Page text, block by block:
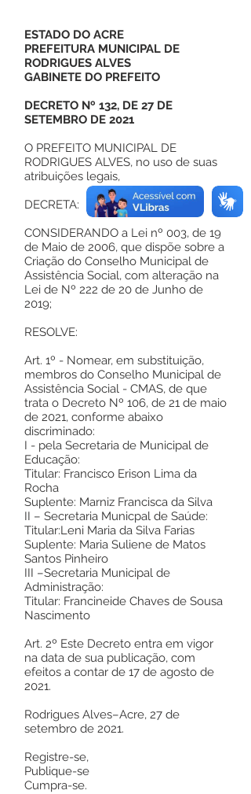
ESTADO DO ACRE
PREFEITURA MUNICIPAL DE
RODRIGUES ALVES
GABINETE DO PREFEITO
DECRETO Nº 132, DE 27 DE
SETEMBRO DE 2021
O PREFEITO MUNICIPAL DE
RODRIGUES ALVES, no uso de suas
atribuições legais,
DECRETA:
CONSIDERANDO a Lei nº 003, de 19
de Maio de 2006, que dispõe sobre a
Criação do Conselho Municipal de
Assistência Social, com alteração na
Lei de Nº 222 de 20 de Junho de
2019;
RESOLVE:
Art. 1º - Nomear, em substituição,
membros do Conselho Municipal de
Assistência Social - CMAS, de que
trata o Decreto Nº 106, de 21 de maio
de 2021, conforme abaixo
discriminado:
I - pela Secretaria de Municipal de
Educação:
Titular: Francisco Erison Lima da
Rocha
Suplente: Marniz Francisca da Silva
II – Secretaria Municpal de Saúde:
Titular:Leni Maria da Silva Farias
Suplente: Maria Suliene de Matos
Santos Pinheiro
III –Secretaria Municipal de
Administração:
Titular: Francineide Chaves de Sousa
Nascimento
Art. 2º Este Decreto entra em vigor
na data de sua publicação, com
efeitos a contar de 17 de agosto de
2021.
Rodrigues Alves–Acre, 27 de
setembro de 2021.
Registre-se,
Publique-se
Cumpra-se.